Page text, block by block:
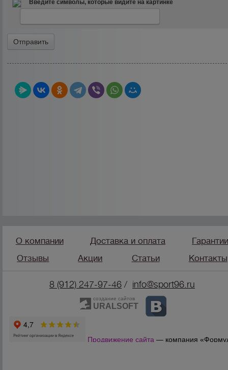
Введите символы, которые видите на картинке
О компании Доставка и оплата
Отзывы
Акции Статьи Контакты
8 (912) 247-97-46 / info@sport96.ru
создание сайтов
URALSOFT
Продвижение сайта — компания